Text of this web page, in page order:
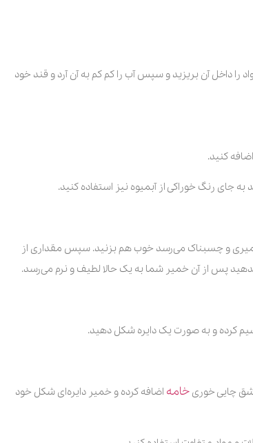
را داخل آن بریزید و سپس آب را کم کم به آن آرد و قند خود
کنید.
جای رنگ خوراکی از آبمیوه نیز استفاده کنید.
خمیری و چسبناک می‌رسد خوب هم بزنید. سپس مقداری از
پس از آن خمیر شما به یک حالا لطیف و نرم می‌رسد.
کرده و به صورت یک دایره شکل دهید.
چایی خوری خامه اضافه کرده و خمیر دایره‌ای شکل خود